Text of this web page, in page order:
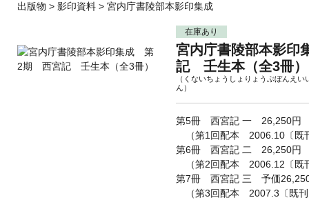
出版物 > 影印資料 > 宮内庁書陵部本影印集成
在庫あり
宮内庁書陵部本影
記 壬生本（全3冊）
（くないちょうしょりょうぶぼんえ
ん）
第5冊 西宮記 一 26,250円
（第1回配本 2006.10〔既
第6冊 西宮記 二 26,250円
（第2回配本 2006.12〔既
第7冊 西宮記 三 予価
（第3回配本 2007.3〔既刊